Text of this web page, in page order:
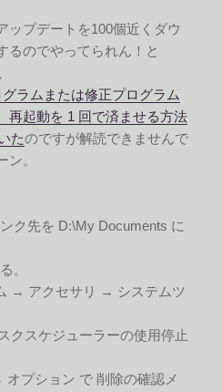
ップデートを100個近くダウ
るのでやってられん！と
ラムまたは修正プログラム
再起動を 1 回で済ませる方法
たのですが解読できませんで
ン。
ク先を D:\My Documents に
。
→ アクセサリ → システムツ
クスケジューラーの使用停止
プション で 削除の確認メ